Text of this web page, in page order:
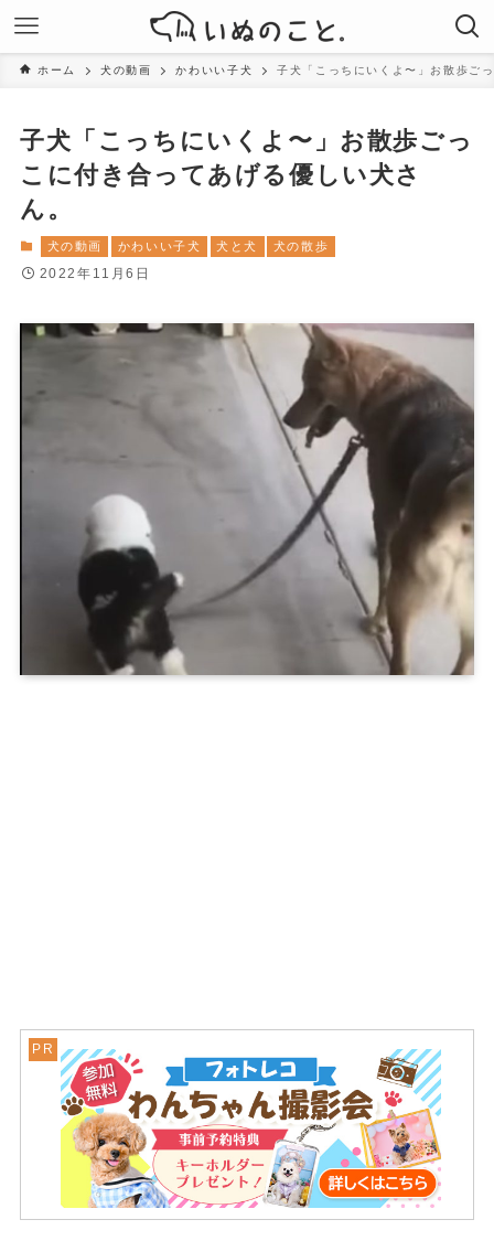
ホーム 犬の動画 かわいい子犬 子犬「こっちにいくよ〜」お散歩ご
子犬「こっちにいくよ〜」お散歩ごっ
こに付き合ってあげる優しい犬さ
ん。
犬の動画 かわいい子犬 犬と犬 犬の散歩
2022年11月6日